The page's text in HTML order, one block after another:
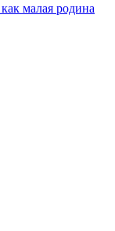
малая родина